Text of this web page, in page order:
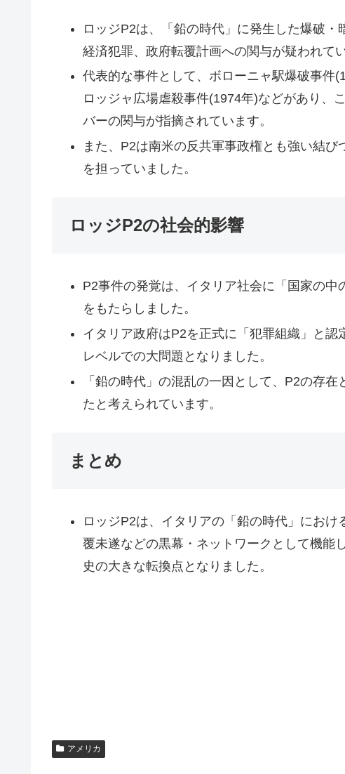
ロッジP2は、「鉛の時代」に発生した爆破・
経済犯罪、政府転覆計画への関与が疑われてい
代表的な事件として、ボローニャ駅爆破事件
ロッジャ広場虐殺事件(1974年)などがあり、
バーの関与が指摘されています。
また、P2は南米の反共軍事政権とも強い結
を担っていました。
ロッジP2の社会的影響
P2事件の発覚は、イタリア社会に「国家の
をもたらしました。
イタリア政府はP2を正式に「犯罪組織」と
レベルでの大問題となりました。
「鉛の時代」の混乱の一因として、P2の存
たと考えられています。
まとめ
ロッジP2は、イタリアの「鉛の時代」にお
覆未遂などの黒幕・ネットワークとして機能
史の大きな転換点となりました。
アメリカ